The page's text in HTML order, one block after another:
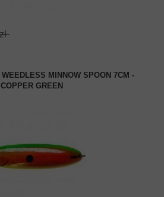
MINNOW SPOON 7CM -
GREEN